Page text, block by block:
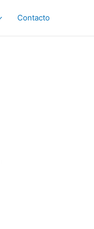
Contacto